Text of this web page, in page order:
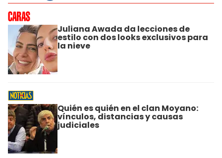
Juliana Awada da lecciones de
estilo con dos looks exclusivos para
la nieve
Quién es quién en el clan Moyano:
vínculos, distancias y causas
judiciales